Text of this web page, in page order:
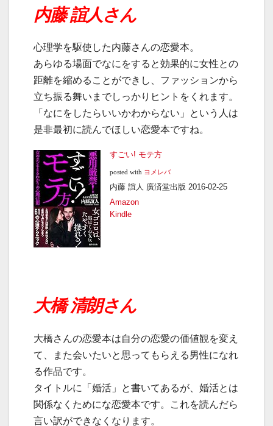
内藤 誼人さん
心理学を駆使した内藤さんの恋愛本。
あらゆる場面でなにをすると効果的に女性との
距離を縮めることができし、ファッションから
立ち振る舞いまでしっかりヒントをくれます。
「なにをしたらいいかわからない」という人は
是非最初に読んでほしい恋愛本ですね。
すごい! モテ方
posted with ヨメレバ
内藤 誼人 廣済堂出版 2016-02-25
Amazon
Kindle
大橋 清朗さん
大橋さんの恋愛本は自分の恋愛の価値観を変え
て、また会いたいと思ってもらえる男性になれ
る作品です。
タイトルに「婚活」と書いてあるが、婚活とは
関係なくためにな恋愛本です。これを読んだら
言い訳ができなくなります。